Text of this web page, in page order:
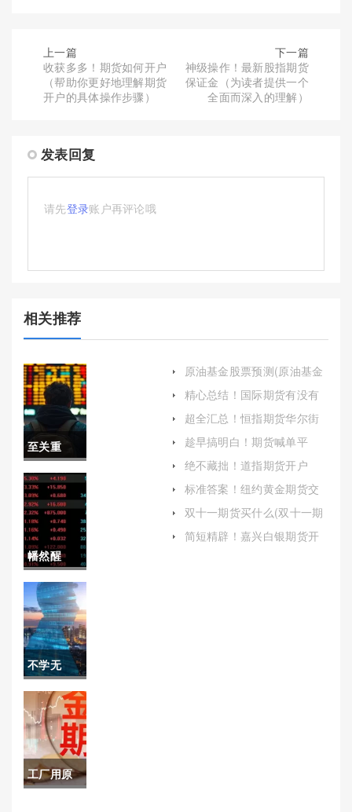
上一篇
收获多多！期货如何开户
（帮助你更好地理解期货
开户的具体操作步骤）
下一篇
神级操作！最新股指期货
保证金（为读者提供一个
全面而深入的理解）
发表回复
请先登录账户再评论哦
相关推荐
至关重
要！绍兴
恒指期货
开户(了解
流程与注
意事项，
开启投资
之旅)
幡然醒
悟！期货
白银的保
证金(期货
白银保证
金一手多
少钱)
不学无
识！股指
期货保证
金提高：
影响、原
工厂用原
原油基金股票预测(原油基金
精心总结！国际期货有没有
度的原理和运作机制)
超全汇总！恒指期货华尔街
场动态，实现更高的投资回
报)
趁早搞明白！期货喊单平
绝不藏拙！道指期货开户
风险的手段）
标准答案！纽约黄金期货交
双十一期货买什么(双十一期
简短精辟！嘉兴白银期货开